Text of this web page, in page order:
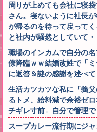
周りが止めても会社に寝
さん。寝ないように社長
が帰るのを待って戻って
と社内が騒然としていて・
職場のインカムで自分の
僚降臨ｗｗ結婚改姓で「
に返答＆謎の感謝を述べ
生活カツカツな私に「義
るトメ。給料減で余裕ゼ
チギレ寸前←自分で管理
スープカレー流行期にジ